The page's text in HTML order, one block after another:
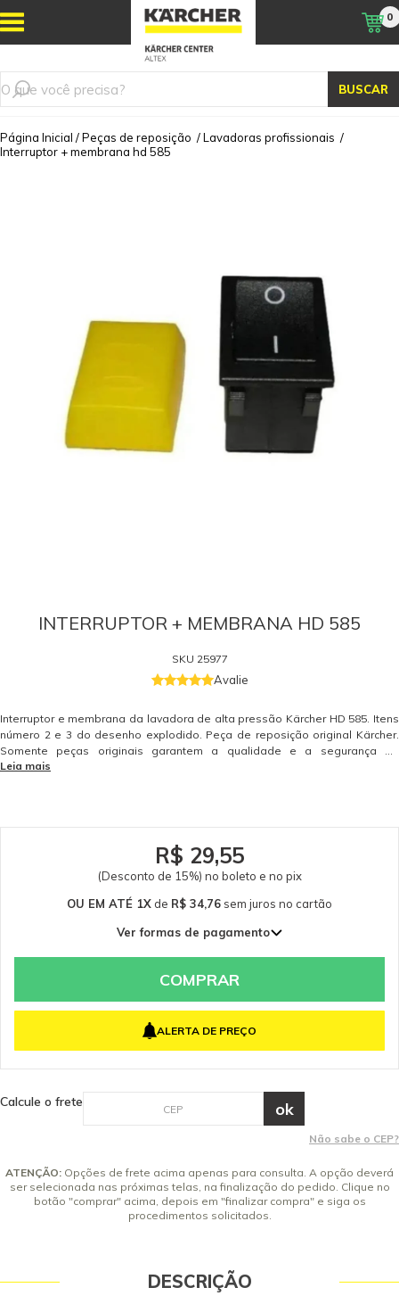
BUSCAR
0
Página Inicial /Peças de reposição /Lavadoras profissionais /
Interruptor + membrana hd 585
INTERRUPTOR + MEMBRANA HD 585
SKU 25977
Avalie
Interruptor e membrana da lavadora de alta pressão Kärcher HD 585. Itens
número 2 e 3 do desenho explodido. Peça de reposição original Kärcher.
Somente peças originais garantem a qualidade e a segurança do
equipamento e do operador. Caso tenha dúvidas consulte-nos. Itens
Leia mais
R$ 29,55
(Desconto de 15%) no boleto e no pix
OU EM ATÉ 1X de R$ 34,76 sem juros no cartão
Ver formas de pagamento
COMPRAR
ALERTA DE PREÇO
Calcule o frete
Não sabe o CEP?
ATENÇÃO: Opções de frete acima apenas para consulta. A opção deverá
ser selecionada nas próximas telas, na finalização do pedido. Clique no
botão "comprar" acima, depois em "finalizar compra" e siga os
procedimentos solicitados.
DESCRIÇÃO